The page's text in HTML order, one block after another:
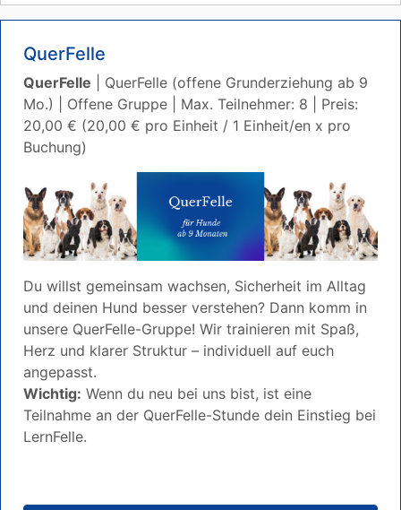
QuerFelle
QuerFelle | QuerFelle (offene Grunderziehung ab 9
Mo.) | Offene Gruppe | Max. Teilnehmer: 8 | Preis:
20,00 € (20,00 € pro Einheit / 1 Einheit/en x pro
Buchung)
Du willst gemeinsam wachsen, Sicherheit im Alltag
und deinen Hund besser verstehen? Dann komm in
unsere QuerFelle-Gruppe! Wir trainieren mit Spaß,
Herz und klarer Struktur – individuell auf euch
angepasst.
Wichtig: Wenn du neu bei uns bist, ist eine
Teilnahme an der QuerFelle-Stunde dein Einstieg bei
LernFelle.